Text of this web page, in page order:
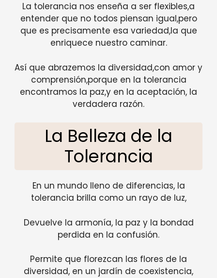
La tolerancia nos enseña a ser flexibles,a
entender que no todos piensan igual,pero
que es precisamente esa variedad,la que
enriquece nuestro caminar.
Así que abrazemos la diversidad,con amor y
comprensión,porque en la tolerancia
encontramos la paz,y en la aceptación, la
verdadera razón.
La Belleza de la
Tolerancia
En un mundo lleno de diferencias, la
tolerancia brilla como un rayo de luz,
Devuelve la armonía, la paz y la bondad
perdida en la confusión.
Permite que florezcan las flores de la
diversidad, en un jardín de coexistencia,